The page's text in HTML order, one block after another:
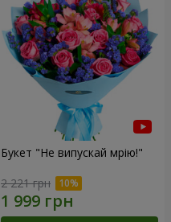
Букет "Не випускай мрію!"
2 221 грн